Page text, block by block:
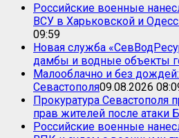
Российские военные
ВСУ в Харьковской и
09:59
Новая служба
дамбы и водные объекты
Малооблачно и без
Севастополя09.08.2026
Прокуратура Севастополя
прав жителей после атаки
Российские военные